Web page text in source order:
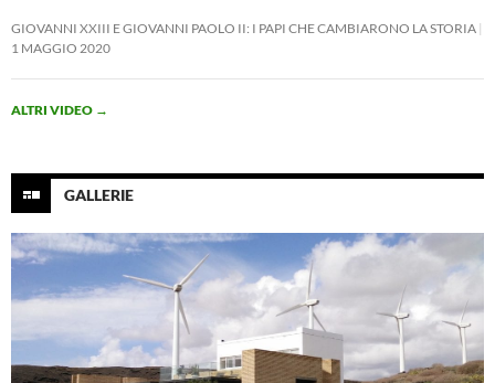
GIOVANNI XXIII E GIOVANNI PAOLO II: I PAPI CHE CAMBIARONO LA STORIA
1 MAGGIO 2020
ALTRI VIDEO →
GALLERIE